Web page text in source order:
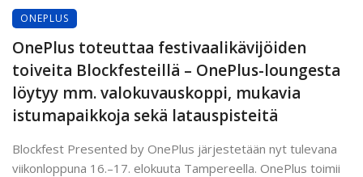
ONEPLUS
OnePlus toteuttaa festivaalikävijöiden
toiveita Blockfesteillä – OnePlus-loungesta
löytyy mm. valokuvauskoppi, mukavia
istumapaikkoja sekä latauspisteitä
Blockfest Presented by OnePlus järjestetään nyt tulevana
viikonloppuna 16.–17. elokuuta Tampereella. OnePlus toimii